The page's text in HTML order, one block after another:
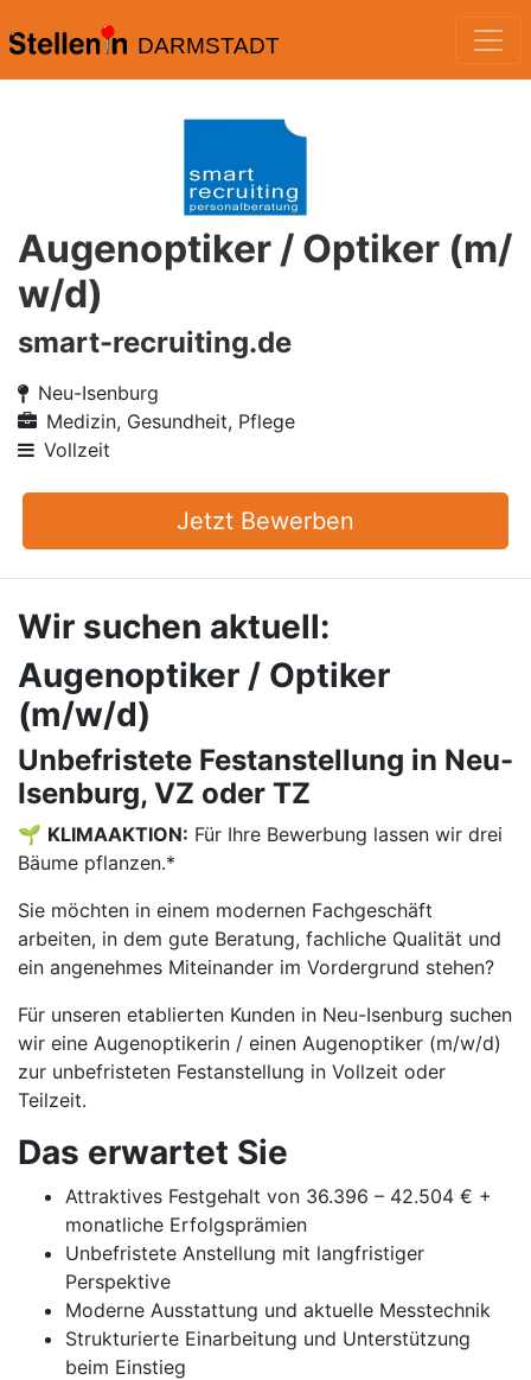
DARMSTADT
Augenoptiker / Optiker (m/
w/d)
smart-recruiting.de
Neu-Isenburg
Medizin, Gesundheit, Pflege
Vollzeit
Jetzt Bewerben
Wir suchen aktuell:
Augenoptiker / Optiker
(m/w/d)
Unbefristete Festanstellung in Neu-
Isenburg, VZ oder TZ
🌱 KLIMAAKTION: Für Ihre Bewerbung lassen wir drei
Bäume pflanzen.*
Sie möchten in einem modernen Fachgeschäft
arbeiten, in dem gute Beratung, fachliche Qualität und
ein angenehmes Miteinander im Vordergrund stehen?
Für unseren etablierten Kunden in Neu-Isenburg suchen
wir eine Augenoptikerin / einen Augenoptiker (m/w/d)
zur unbefristeten Festanstellung in Vollzeit oder
Teilzeit.
Das erwartet Sie
Attraktives Festgehalt von 36.396 – 42.504 € +
monatliche Erfolgsprämien
Unbefristete Anstellung mit langfristiger
Perspektive
Moderne Ausstattung und aktuelle Messtechnik
Strukturierte Einarbeitung und Unterstützung
beim Einstieg